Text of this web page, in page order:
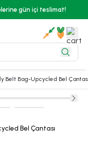
gün içi teslimat!
Belt Bag-Upcycled Bel
Bel Çantası